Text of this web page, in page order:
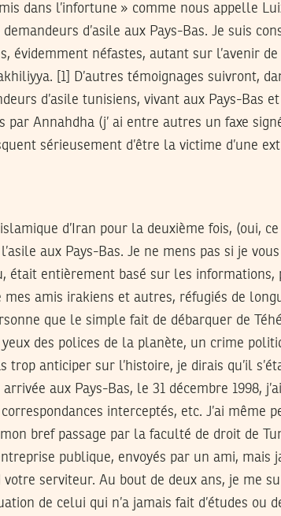
dans l’infortune » comme nous appelle
d’asile aux Pays-Bas. Je suis
évidemment néfastes, autant sur l’avenir de
[1] D’autres témoignages suivront,
d’asile tunisiens, vivant aux Pays-Bas
Annahdha (j’ ai entre autres un faxe
sérieusement d’être la victime d’une
d’Iran pour la deuxième fois, (oui,
aux Pays-Bas. Je ne mens pas si je
était entièrement basé sur les informations,
amis irakiens et autres, réfugiés de
que le simple fait de débarquer de
yeux des polices de la planète, un crime
trop anticiper sur l’histoire, je dirais qu’il
aux Pays-Bas, le 31 décembre 1998,
interceptés, etc. J’ai même
bref passage par la faculté de droit de
publique, envoyés par un ami, mais
serviteur. Au bout de deux ans, je me
de celui qui n’a jamais fait d’études ou